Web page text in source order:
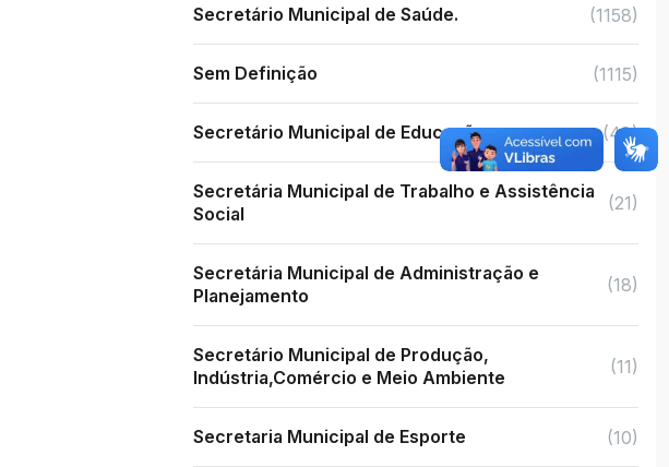
Secretário Municipal de Saúde. (1158)
Sem Definição (1115)
Secretário Municipal de Educação (48)
Secretária Municipal de Trabalho e Assistência
Social
(21)
Secretária Municipal de Administração e
Planejamento
(18)
Secretário Municipal de Produção,
Indústria,Comércio e Meio Ambiente
(11)
Secretaria Municipal de Esporte (10)